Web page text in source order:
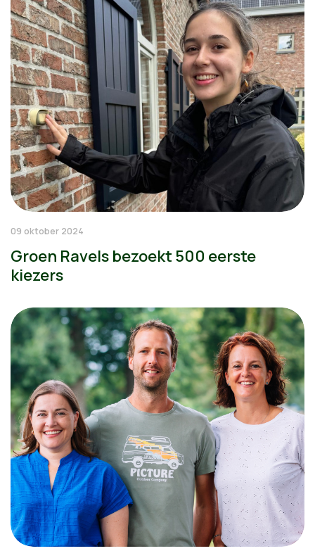
09 oktober 2024
Groen Ravels bezoekt 500 eerste
kiezers